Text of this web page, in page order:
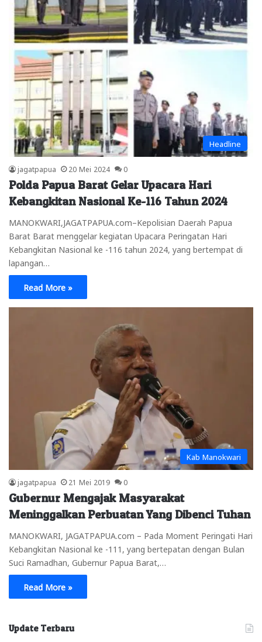
Headline
jagatpapua 20 Mei 2024 0
Polda Papua Barat Gelar Upacara Hari
Kebangkitan Nasional Ke-116 Tahun 2024
MANOKWARI,JAGATPAPUA.com–Kepolisian Daerah Papua
Barat Barat menggelar kegiatan Upacara Peringatan Hari
Kebangkitan Nasional ke -116 tahun 2024, yang bertempat di
lapangan…
Read More »
Kab Manokwari
jagatpapua 21 Mei 2019 0
Gubernur Mengajak Masyarakat
Meninggalkan Perbuatan Yang Dibenci Tuhan
MANOKWARI, JAGATPAPUA.com – Pada Moment Peringati Hari
Kebangkitan Nasional ke -111, yang bertepatan dengan Bulan
Suci Ramadhan, Gubernur Papua Barat,…
Read More »
Update Terbaru